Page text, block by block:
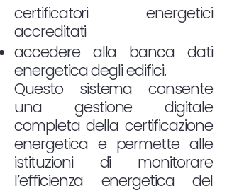
certificatori energetici
accreditati
accedere alla banca dati
energetica degli edifici.
Questo sistema consente
una gestione digitale
completa della certificazione
energetica e permette alle
istituzioni di monitorare
l’efficienza energetica del